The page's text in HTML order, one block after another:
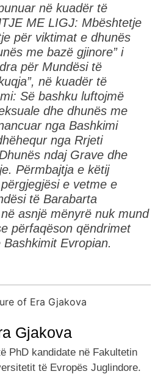
në kuadër të
ME LIGJ: Мbështetje
për viktimat e dhunës
me bazë gjinore” i
për Mundësi të
në kuadër të
Së bashku luftojmë
dhe dhunës me
nga Bashkimi
nga Rrjeti
ndaj Grave dhe
Përmbajtja e këtij
e vetme e
të Barabarta
në asnjë mënyrë nuk mund
përfaqëson qëndrimet
Evropian.
Gjakova
PhD kandidate në Fakultetin
të Evropës Juglindore.